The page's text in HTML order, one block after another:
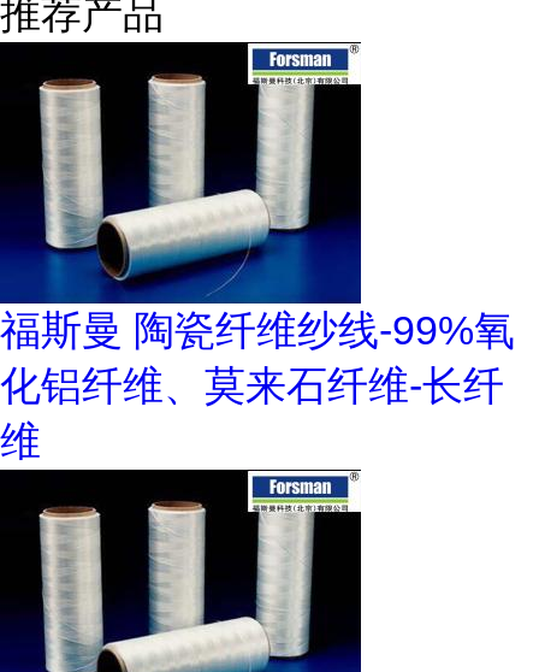
推荐产品
福斯曼 陶瓷纤维纱线-99%氧
化铝纤维、莫来石纤维-长纤
维